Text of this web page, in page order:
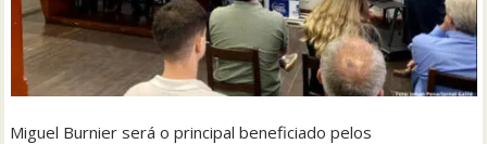
Miguel Burnier será o principal beneficiado pelos